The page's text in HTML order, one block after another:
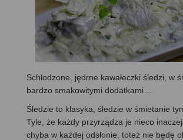
Schłodzone, jędrne kawałeczki śledzi, w
bardzo smakowitymi dodatkami…
Śledzie to klasyka, śledzie w śmietanie
Tyle, że każdy przyrządza je nieco
chyba w każdej odsłonie, toteż nie będę